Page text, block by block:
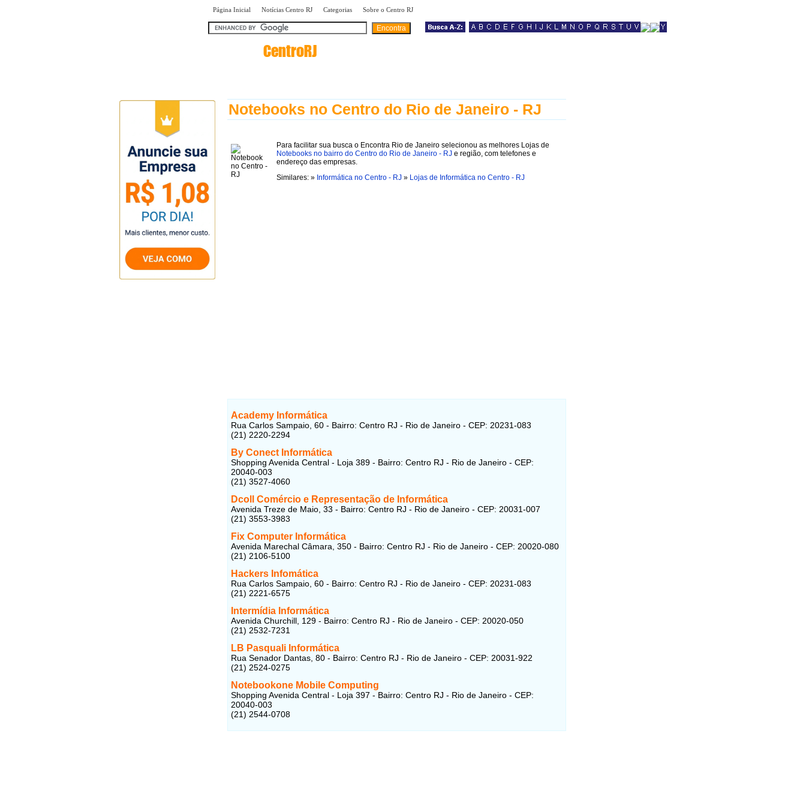
Página Inicial Notícias Centro RJ Categorias Sobre o Centro RJ
CentroRJ
Notebooks no Centro do Rio de Janeiro - RJ
Para facilitar sua busca o Encontra Rio de Janeiro selecionou as melhores Lojas de
Notebooks no bairro do Centro do Rio de Janeiro - RJ e região, com telefones e
endereço das empresas.
Similares: » Informática no Centro - RJ » Lojas de Informática no Centro - RJ
Academy Informática
Rua Carlos Sampaio, 60 - Bairro: Centro RJ - Rio de Janeiro - CEP: 20231-083
(21) 2220-2294
By Conect Informática
Shopping Avenida Central - Loja 389 - Bairro: Centro RJ - Rio de Janeiro - CEP:
20040-003
(21) 3527-4060
Dcoll Comércio e Representação de Informática
Avenida Treze de Maio, 33 - Bairro: Centro RJ - Rio de Janeiro - CEP: 20031-007
(21) 3553-3983
Fix Computer Informática
Avenida Marechal Câmara, 350 - Bairro: Centro RJ - Rio de Janeiro - CEP: 20020-080
(21) 2106-5100
Hackers Infomática
Rua Carlos Sampaio, 60 - Bairro: Centro RJ - Rio de Janeiro - CEP: 20231-083
(21) 2221-6575
Intermídia Informática
Avenida Churchill, 129 - Bairro: Centro RJ - Rio de Janeiro - CEP: 20020-050
(21) 2532-7231
LB Pasquali Informática
Rua Senador Dantas, 80 - Bairro: Centro RJ - Rio de Janeiro - CEP: 20031-922
(21) 2524-0275
Notebookone Mobile Computing
Shopping Avenida Central - Loja 397 - Bairro: Centro RJ - Rio de Janeiro - CEP:
20040-003
(21) 2544-0708